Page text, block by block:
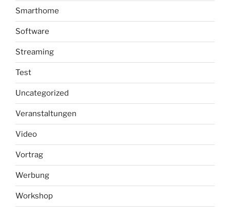
Smarthome
Software
Streaming
Test
Uncategorized
Veranstaltungen
Video
Vortrag
Werbung
Workshop